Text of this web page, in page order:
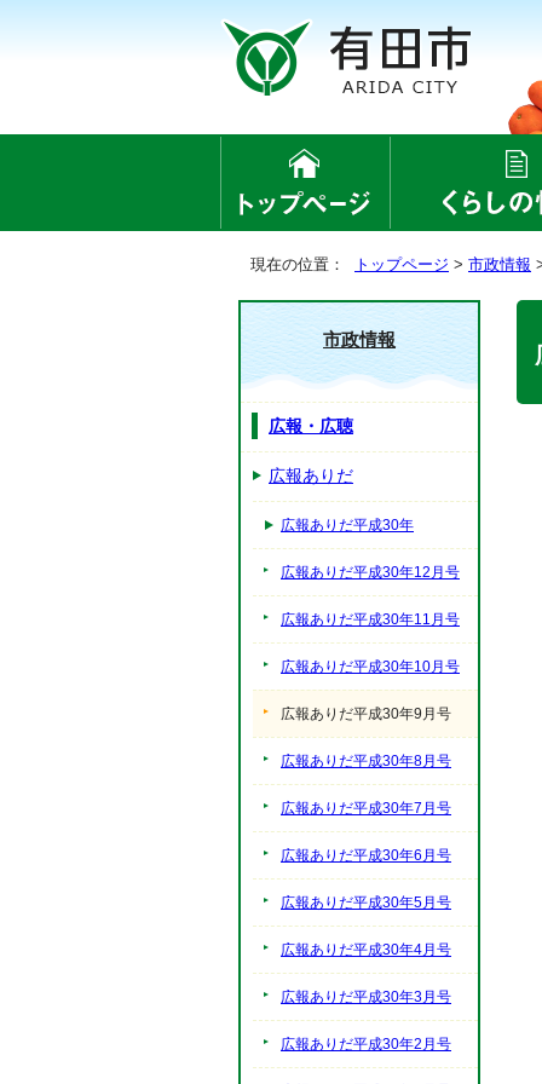
現在の位置： トップページ > 市政情報
市政情報
広報・広聴
広報ありだ
広報ありだ平成30年
広報ありだ平成30年12月号
広報ありだ平成30年11月号
広報ありだ平成30年10月号
広報ありだ平成30年9月号
広報ありだ平成30年8月号
広報ありだ平成30年7月号
広報ありだ平成30年6月号
広報ありだ平成30年5月号
広報ありだ平成30年4月号
広報ありだ平成30年3月号
広報ありだ平成30年2月号